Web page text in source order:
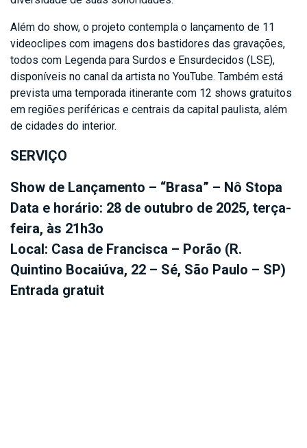
Além do show, o projeto contempla o lançamento de 11
videoclipes com imagens dos bastidores das gravações,
todos com Legenda para Surdos e Ensurdecidos (LSE),
disponíveis no canal da artista no YouTube. Também está
prevista uma temporada itinerante com 12 shows gratuitos
em regiões periféricas e centrais da capital paulista, além
de cidades do interior.
SERVIÇO
Show de Lançamento – “Brasa” – Nô Stopa
Data e horário: 28 de outubro de 2025, terça-
feira, às 21h3o
Local: Casa de Francisca – Porão (R.
Quintino Bocaiúva, 22 – Sé, São Paulo – SP)
Entrada gratuit